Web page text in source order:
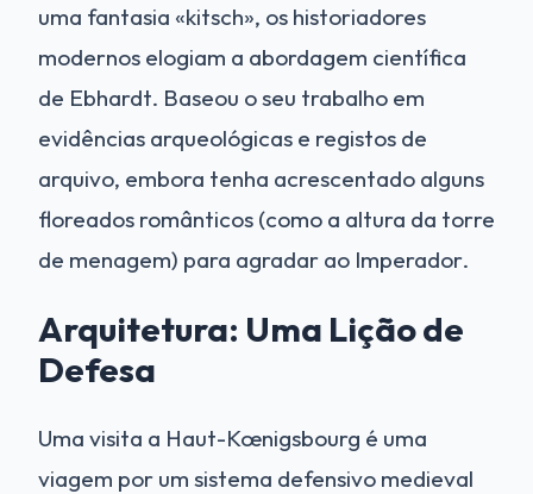
uma fantasia «kitsch», os historiadores
modernos elogiam a abordagem científica
de Ebhardt. Baseou o seu trabalho em
evidências arqueológicas e registos de
arquivo, embora tenha acrescentado alguns
floreados românticos (como a altura da torre
de menagem) para agradar ao Imperador.
Arquitetura: Uma Lição de
Defesa
Uma visita a Haut-Kœnigsbourg é uma
viagem por um sistema defensivo medieval